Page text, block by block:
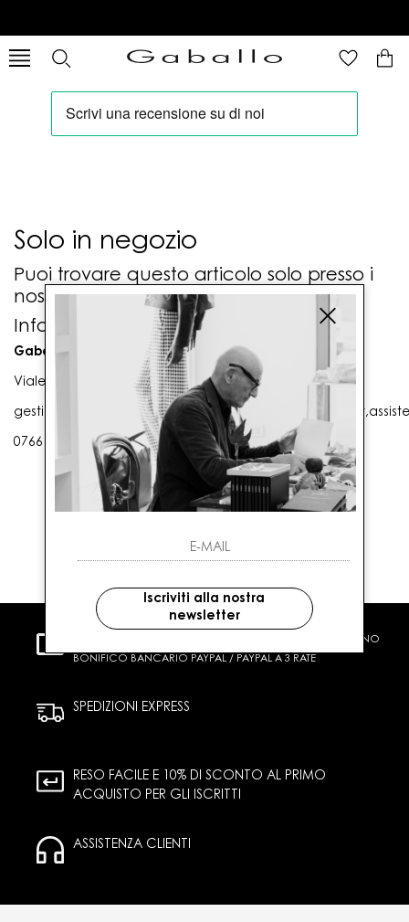
Solo in negozio
Puoi trovare questo articolo solo presso i
nostri punti vendita:
Info contatti
Gaballo Mario srl
Viale G. Matteotti n. 23 00053 Civitavecchia (RM)
0766 25656
CARTA DI CREDITO CONTRASSEGNO
BONIFICO BANCARIO PAYPAL / PAYPAL A 3 RATE
SPEDIZIONI EXPRESS
RESO FACILE E 10% DI SCONTO AL PRIMO
ACQUISTO PER GLI ISCRITTI
ASSISTENZA CLIENTI
Iscriviti alla nostra
newsletter